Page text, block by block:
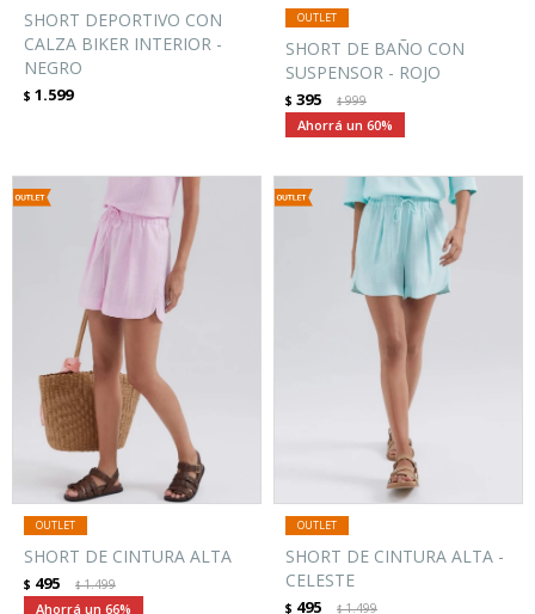
SHORT DEPORTIVO CON
CALZA BIKER INTERIOR -
NEGRO
$ 1.599
SHORT DE BAÑO CON
SUSPENSOR - ROJO
$ 395 $999
60
SHORT DE CINTURA ALTA
$ 495 $1.499
66
SHORT DE CINTURA ALTA -
CELESTE
$ 495 $1.499